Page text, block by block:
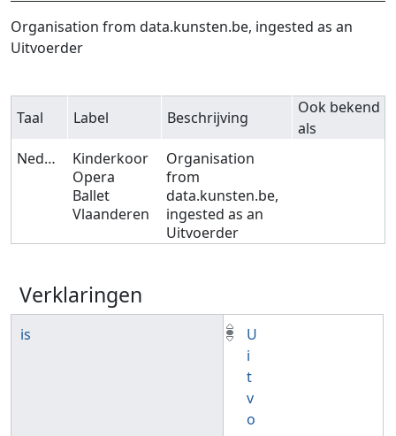
Ga naar:navigatie,zoeken
Organisation from data.kunsten.be, ingested as an
Uitvoerder
Taal Label Beschrijving
Ook bekend
als
Nederlands
Kinderkoor
Opera
Ballet
Vlaanderen
Organisation
from
data.kunsten.be,
ingested as an
Uitvoerder
Verklaringen
is
U
i
t
v
o